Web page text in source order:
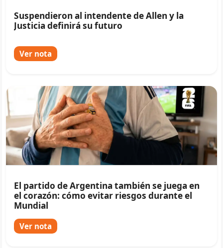
Suspendieron al intendente de Allen y la
Justicia definirá su futuro
Ver nota
El partido de Argentina también se juega en
el corazón: cómo evitar riesgos durante el
Mundial
Ver nota